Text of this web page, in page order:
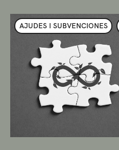
AJUDES I SUBVENCIONES